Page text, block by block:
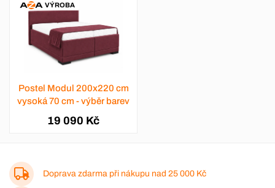
VÝROBA
Postel Modul 200x220 cm
vysoká 70 cm - výběr barev
19 090 Kč
Doprava zdarma při nákupu nad 25 000 Kč